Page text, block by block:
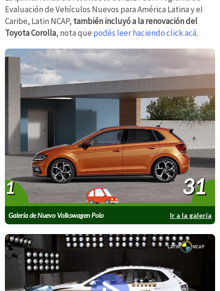
Evaluación de Vehículos Nuevos para América Latina y el
Caribe, Latin NCAP, también incluyó a la renovación del
Toyota Corolla, nota que podés leer haciendo click acá.
Galería de Nuevo Volkswagen Polo Ir a la galería
1 31